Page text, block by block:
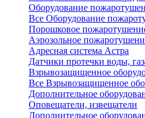
Оборудование
Все Оборудование
Порошковое
Аэрозольное
Адресная система Астра
Датчики протечки воды,
Взрывозащищенное
Все Взрывозащищенное
Дополнительное
Оповещатели, извещатели
Дополнительное